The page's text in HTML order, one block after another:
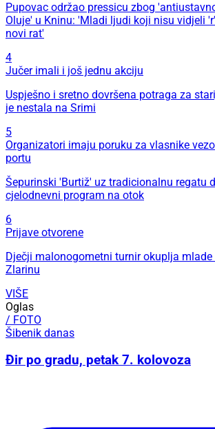
Pupovac održao pressicu zbog
Oluje' u Kninu: 'Mladi ljudi koji nisu vidjeli
novi rat'
4
Jučer imali i još jednu akciju
Uspješno i sretno dovršena potraga za
je nestala na Srimi
5
Organizatori imaju poruku za vlasnike
portu
Šepurinski 'Burtiž' uz tradicionalnu regatu
cjelodnevni program na otok
6
Prijave otvorene
Dječji malonogometni turnir okuplja mlade
Zlarinu
VIŠE
Oglas
/ FOTO
Šibenik danas
Đir po gradu, petak 7. kolovoza